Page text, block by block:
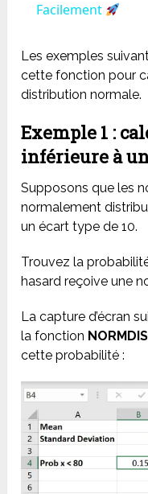
Facilement
Les exemples
cette fonction pour
distribution normale.
Exemple 1 :
inférieure à
Supposons que les
normalement
un écart type de 10.
Trouvez la
hasard reçoive une
La capture d’écran
la fonction
cette probabilité :